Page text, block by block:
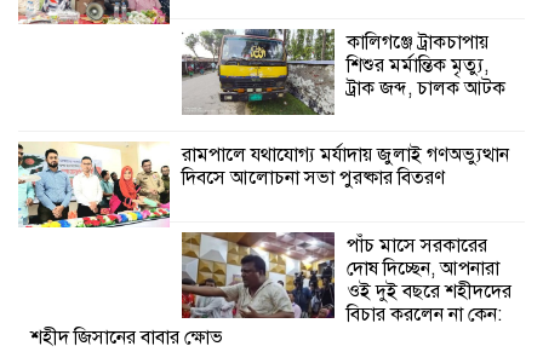
কালিগঞ্জে নিখোঁজ জেলের মরদেহ অবশেষে
মিলল ইছামতী নদীতে
শ্রীউলা ইউনিয়ন
অনুষ্ঠিত
শ্যামনগরে জলবায়ু সহনশীল জনগোষ্ঠী গঠনে
প্রকল্পের অংশগ্রহণমূলক শিখন ও অভিজ্ঞতা
কালিগঞ্জে ট্রাকচাপায়
শিশুর মর্মান্তিক মৃত্যু,
ট্রাক জব্দ, চালক আটক
রামপালে যথাযোগ্য মর্যাদায় জুলাই গণঅভ্যুত্থান
দিবসে আলোচনা সভা পুরষ্কার বিতরণ
পাঁচ মাসে সরকারের
দোষ দিচ্ছেন, আপনারা
ওই দুই বছরে শহীদদের
বিচার করলেন না কেন:
শহীদ জিসানের বাবার ক্ষোভ